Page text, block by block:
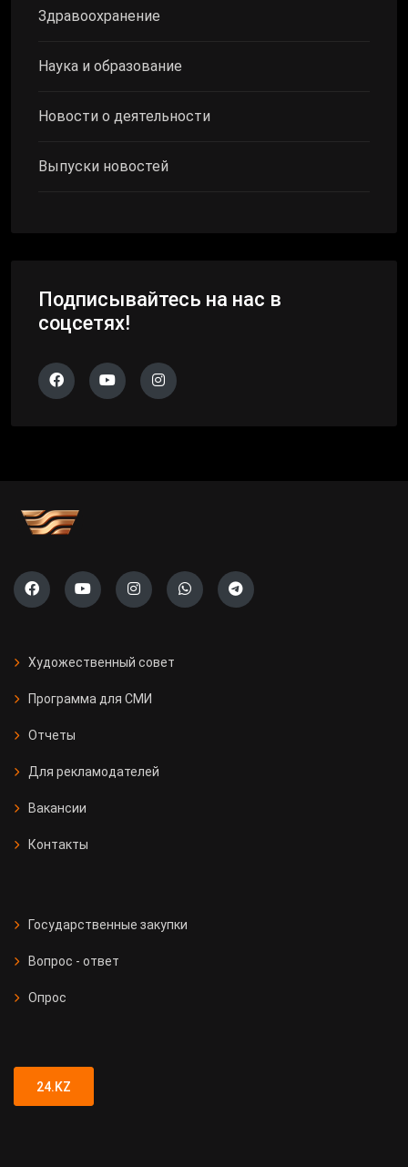
Здравоохранение
Наука и образование
Новости о деятельности
Выпуски новостей
Подписывайтесь на нас в
соцсетях!
Художественный совет
Программа для СМИ
Отчеты
Для рекламодателей
Вакансии
Контакты
Государственные закупки
Вопрос - ответ
Опрос
24.KZ